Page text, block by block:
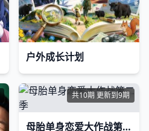
户外成长计划
共10期 更新到9期
母胎单身恋爱大作战第二季